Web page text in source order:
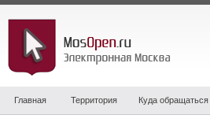
Главная Территория Куда обращаться